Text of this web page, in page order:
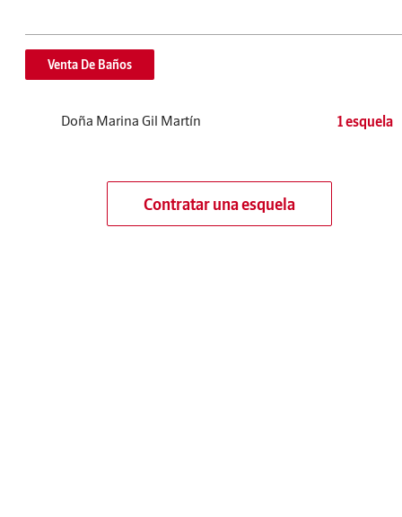
Venta De Baños
Doña Marina Gil Martín 1 esquela
Contratar una esquela